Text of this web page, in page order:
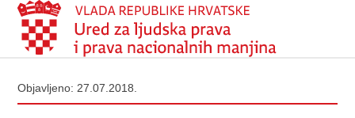
Objavljeno: 27.07.2018.